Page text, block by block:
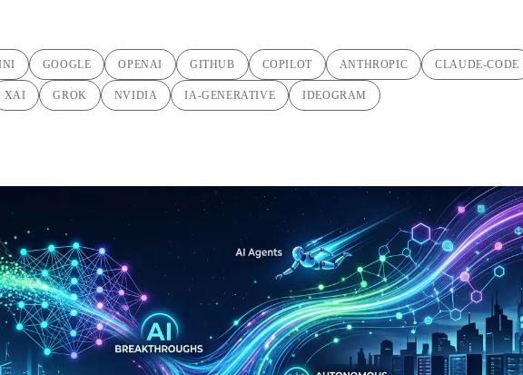
GOOGLE OPENAI GITHUB COPILOT ANTHROPIC CLAUDE-CODE
XAI GROK NVIDIA IA-GENERATIVE IDEOGRAM